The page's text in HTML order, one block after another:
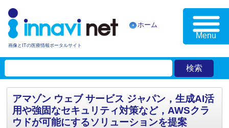
画像とITの医療情報ポータルサイト
ホーム
Menu
アマゾン ウェブ サービス ジャパン，生成AI活
用や強固なセキュリティ対策など，AWSクラ
ウドが可能にするソリューションを提案